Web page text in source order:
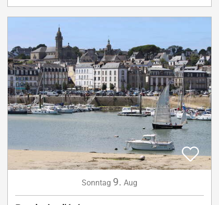
Sonntag 9. Aug